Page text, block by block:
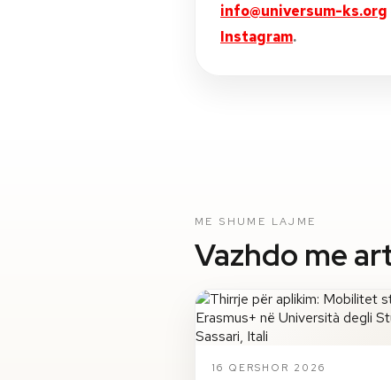
info@universum-ks.org
Instagram.
ME SHUME LAJME
Vazhdo me
16 QERSHOR 2026